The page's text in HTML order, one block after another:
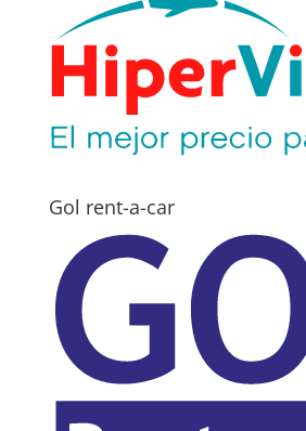
Gol rent-a-car